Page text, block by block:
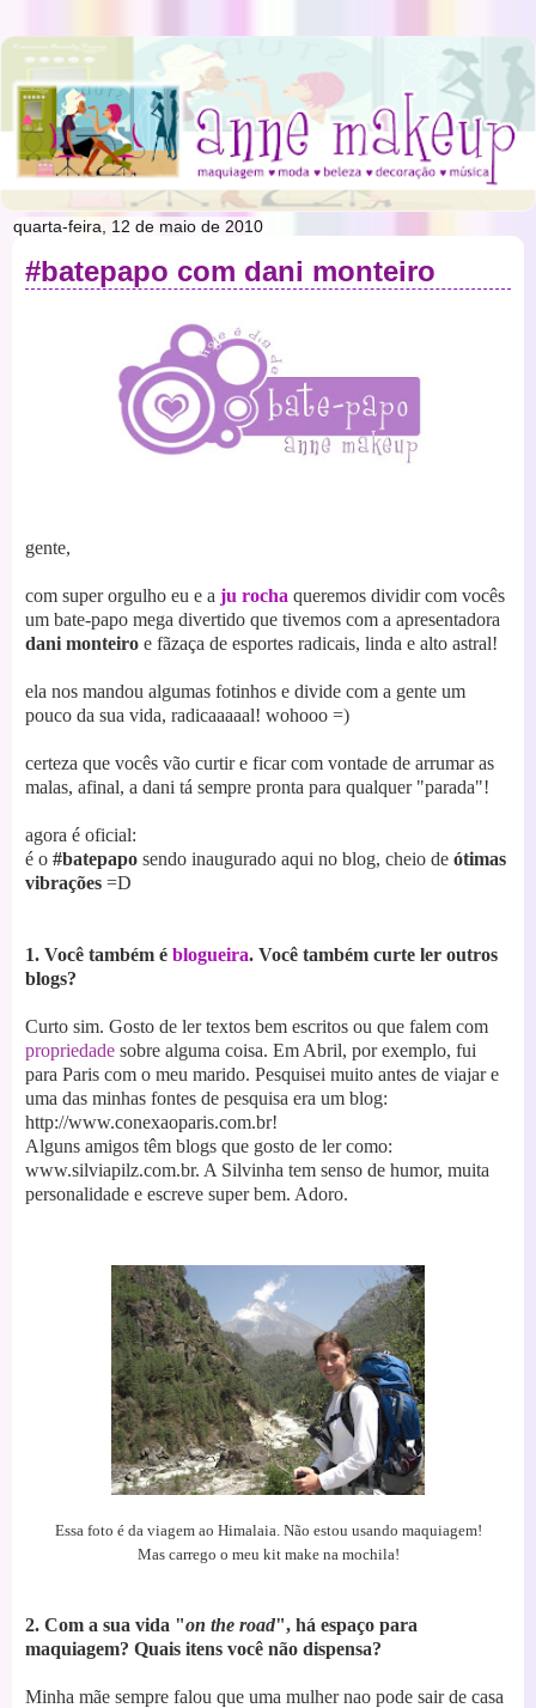
quarta-feira, 12 de maio de 2010
#batepapo com dani monteiro
gente,
com super orgulho eu e a ju rocha queremos dividir com vocês
um bate-papo mega divertido que tivemos com a apresentadora
dani monteiro e fãzaça de esportes radicais, linda e alto astral!
ela nos mandou algumas fotinhos e divide com a gente um
pouco da sua vida, radicaaaaal! wohooo =)
certeza que vocês vão curtir e ficar com vontade de arrumar as
malas, afinal, a dani tá sempre pronta para qualquer "parada"!
agora é oficial:
é o #batepapo sendo inaugurado aqui no blog, cheio de ótimas
vibrações =D
1. Você também é blogueira. Você também curte ler outros
blogs?
Curto sim. Gosto de ler textos bem escritos ou que falem com
propriedade sobre alguma coisa. Em Abril, por exemplo, fui
para Paris com o meu marido. Pesquisei muito antes de viajar e
uma das minhas fontes de pesquisa era um blog:
http://www.conexaoparis.com.br!
Alguns amigos têm blogs que gosto de ler como:
www.silviapilz.com.br. A Silvinha tem senso de humor, muita
personalidade e escreve super bem. Adoro.
Essa foto é da viagem ao Himalaia. Não estou usando maquiagem!
Mas carrego o meu kit make na mochila!
2. Com a sua vida "on the road", há espaço para
maquiagem? Quais itens você não dispensa?
Minha mãe sempre falou que uma mulher nao pode sair de casa